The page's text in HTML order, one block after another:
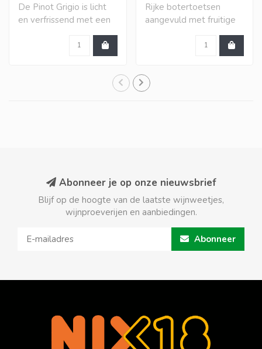
De Pinot Grigio is licht
en verfrissend met een
Rijke botertoetsen
aangevuld met fruitige
toetsen van mango,..
Abonneer je op onze nieuwsbrief
Blijf op de hoogte van de laatste wijnweetjes,
wijnproeverijen en aanbiedingen.
Abonneer